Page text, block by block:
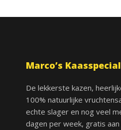
Marco’s
De lekkerste kazen,
100% natuurlijke
echte slager en nog veel
dagen per week, gratis